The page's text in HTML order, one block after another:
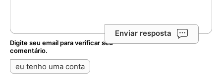
Enviar resposta
Digite seu email para verificar seu
comentário.
eu tenho uma conta